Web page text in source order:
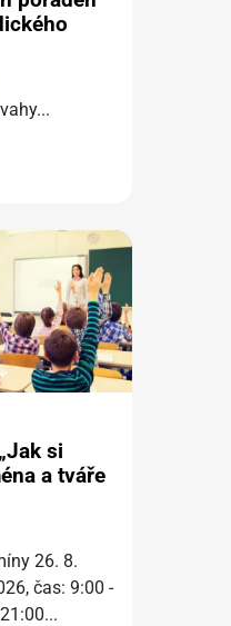
...
si
a tváře
26. 8.
čas: 9:00 -
...